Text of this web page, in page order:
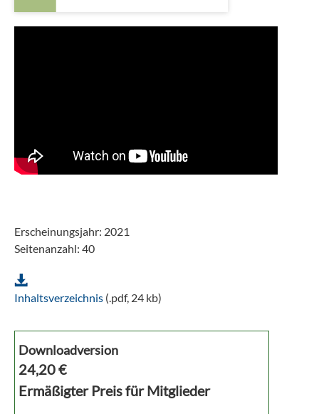
Erscheinungsjahr: 2021
Seitenanzahl: 40
Inhaltsverzeichnis (.pdf, 24 kb)
Downloadversion
24,20€
Ermäßigter Preis für Mitglieder